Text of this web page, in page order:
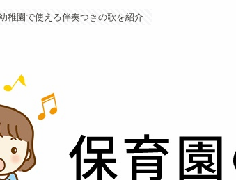
稚園で使える伴奏つきの歌を紹介